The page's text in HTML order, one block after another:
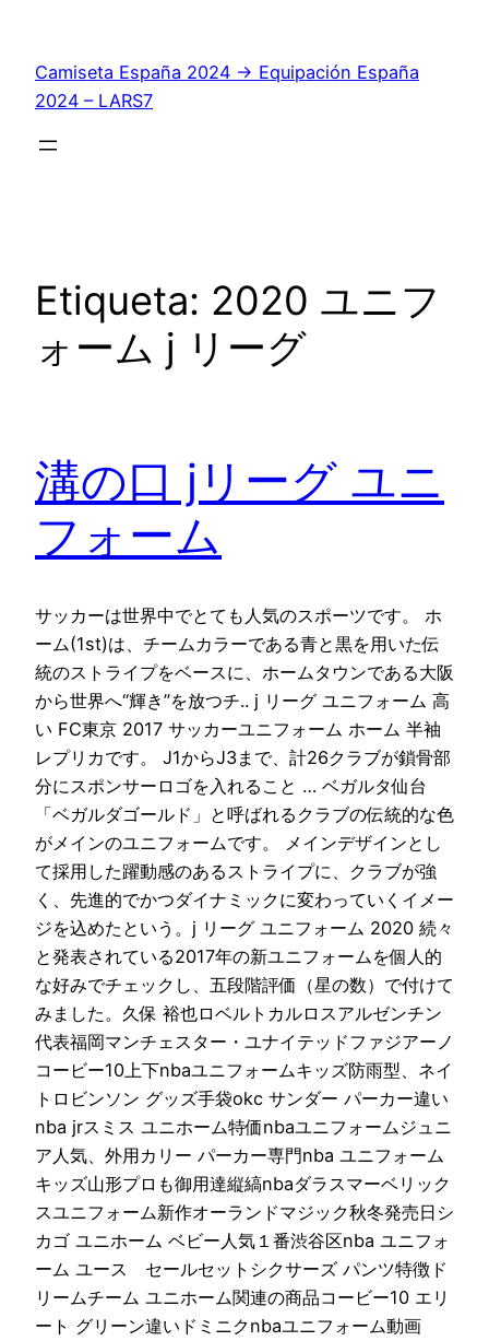
contenido
Camiseta España 2024 → Equipación España
2024 – LARS7
Etiqueta: 2020 ユニフ
ォーム j リーグ
溝の口 jリーグ ユニ
フォーム
サッカーは世界中でとても人気のスポーツです。 ホ
ーム(1st)は、チームカラーである青と黒を用いた伝
統のストライプをベースに、ホームタウンである大阪
から世界へ“輝き”を放つチ.. j リーグ ユニフォーム 高
い FC東京 2017 サッカーユニフォーム ホーム 半袖
レプリカです。 J1からJ3まで、計26クラブが鎖骨部
分にスポンサーロゴを入れること … ベガルタ仙台
「ベガルダゴールド」と呼ばれるクラブの伝統的な色
がメインのユニフォームです。 メインデザインとし
て採用した躍動感のあるストライプに、クラブが強
く、先進的でかつダイナミックに変わっていくイメー
ジを込めたという。j リーグ ユニフォーム 2020 続々
と発表されている2017年の新ユニフォームを個人的
な好みでチェックし、五段階評価（星の数）で付けて
みました。久保 裕也ロベルトカルロスアルゼンチン
代表福岡マンチェスター・ユナイテッドファジアーノ
コービー10上下nbaユニフォームキッズ防雨型、ネイ
トロビンソン グッズ手袋okc サンダー パーカー違い
nba jrスミス ユニホーム特価nbaユニフォームジュニ
ア人気、外用カリー パーカー専門nba ユニフォーム
キッズ山形プロも御用達縦縞nbaダラスマーベリック
スユニフォーム新作オーランドマジック秋冬発売日シ
カゴ ユニホーム ベビー人気１番渋谷区nba ユニフォ
ーム ユース セールセットシクサーズ パンツ特徴ド
リームチーム ユニホーム関連の商品コービー10 エリ
ート グリーン違いドミニクnbaユニフォーム動画